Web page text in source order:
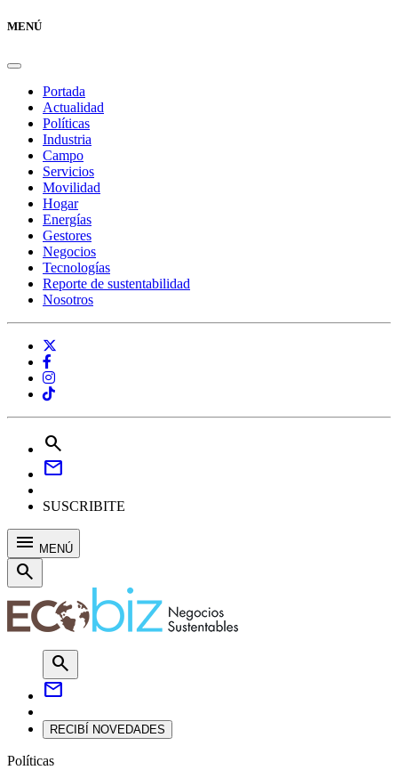
MENÚ
Portada
Actualidad
Políticas
Industria
Campo
Servicios
Movilidad
Hogar
Energías
Gestores
Negocios
Tecnologías
Reporte de sustentabilidad
Nosotros
search
mail
SUSCRIBITE
menu MENÚ
search
search
mail
RECIBÍ NOVEDADES
Políticas